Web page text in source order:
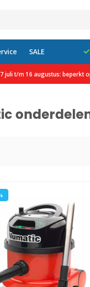
SALE
excl. btw
juli t/m 16 augustus: beperkt